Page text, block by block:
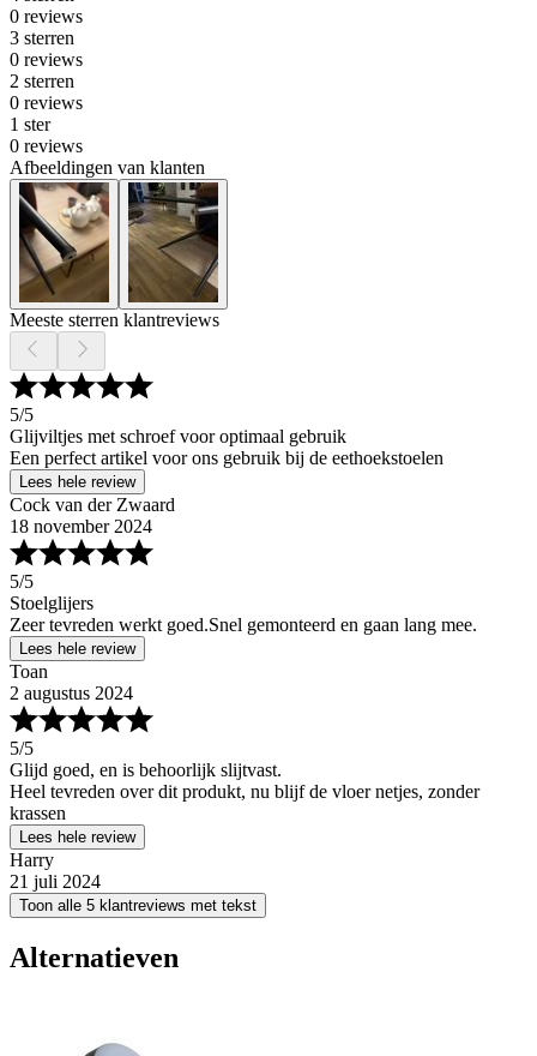
0 reviews
3 sterren
0 reviews
2 sterren
0 reviews
1 ster
0 reviews
Afbeeldingen van klanten
Meeste sterren klantreviews
5/5
Glijviltjes met schroef voor optimaal gebruik
Een perfect artikel voor ons gebruik bij de eethoekstoelen
Lees hele review
Cock van der Zwaard
18 november 2024
5/5
Stoelglijers
Zeer tevreden werkt goed.Snel gemonteerd en gaan lang mee.
Lees hele review
Toan
2 augustus 2024
5/5
Glijd goed, en is behoorlijk slijtvast.
Heel tevreden over dit produkt, nu blijf de vloer netjes, zonder
krassen
Lees hele review
Harry
21 juli 2024
Toon alle 5 klantreviews met tekst
Alternatieven